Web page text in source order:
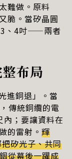
難做。原料
脆。當矽晶圓
3、4吋——兩者
布局
進銅退」。當
傳統銅纜的電
；要讓資料在
的雷射。輝
矽光子、共同
從幕後一躍成